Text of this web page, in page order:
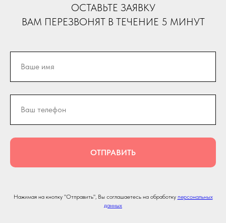
ОСТАВЬТЕ ЗАЯВКУ
ВАМ ПЕРЕЗВОНЯТ В ТЕЧЕНИЕ 5 МИНУТ
ОТПРАВИТЬ
Нажимая на кнопку "Отправить", Вы соглашаетесь на обработку персональных
данных